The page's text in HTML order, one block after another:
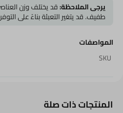
يرجى الملاحظة:قد يختلف وزن
طفيف. قد يتغير التعبئة بناءً على
المواصفات
SKU
المنتجات ذات صلة